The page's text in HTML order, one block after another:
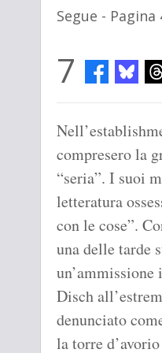
Segue - Pagina
7
compresero la
“seria”. I suoi
letteratura
con le cose”.
una delle tarde
Disch
denunciato
la torre